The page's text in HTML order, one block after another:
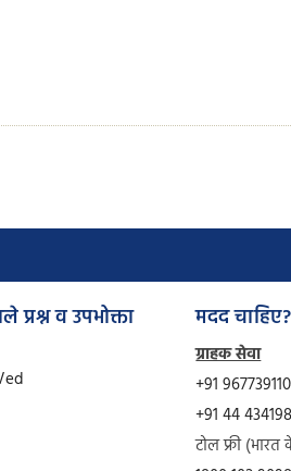
प्रश्न व उपभोक्ता मदद चाहिए?
ग्राहक सेवा
+91
+91 44
टोल फ्री